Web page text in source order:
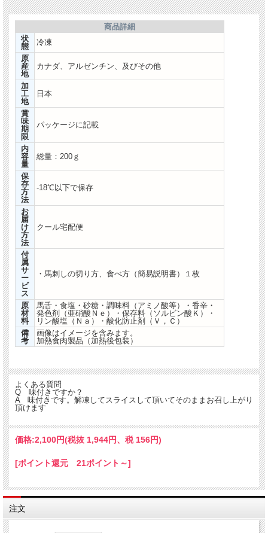
商品詳細
状
態
冷凍
原
産
地
カナダ、アルゼンチン、及びその他
加
工
地
日本
賞
味
期
限
パッケージに記載
内
容
量
総量：200ｇ
保
存
方
法
-18℃以下で保存
お
届
け
方
法
クール宅配便
付
属
サ
ー
ビ
ス
・馬刺しの切り方、食べ方（簡易説明書）１枚
原
材
料
馬舌・食塩・砂糖・調味料（アミノ酸等）・香辛・
発色剤（亜硝酸Ｎｅ）・保存料（ソルビン酸Ｋ）・
リン酸塩（Ｎａ）・酸化防止剤（Ｖ，Ｃ）
備
考
画像はイメージを含みます。
加熱食肉製品（加熱後包装）
よくある質問
Q 味付きですか？
A 味付きです。解凍してスライスして頂いてそのままお召し上がり
頂けます
価格:2,100円(税抜 1,944円、税 156円)
[ポイント還元 21ポイント～]
注文